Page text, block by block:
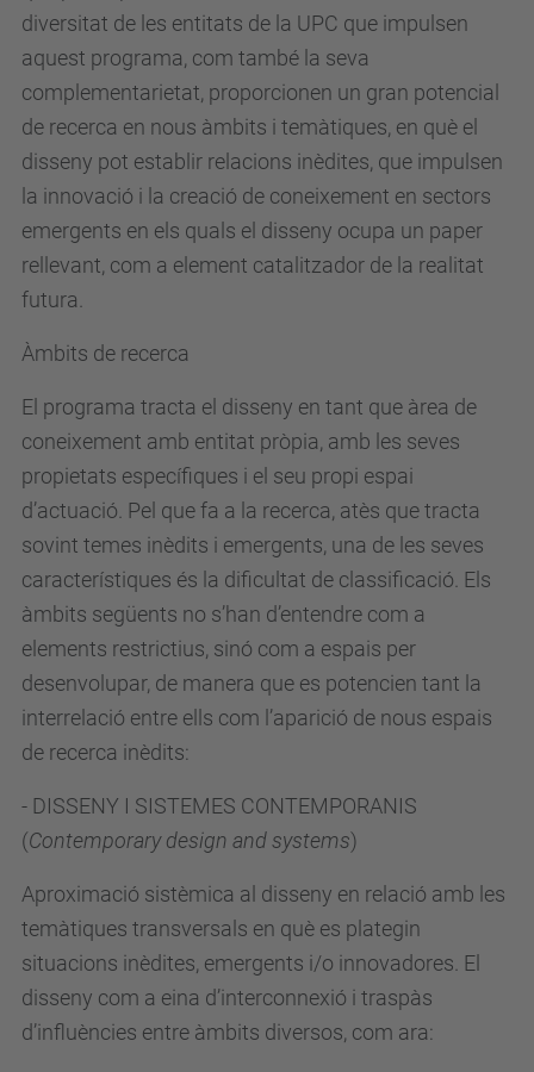
diversitat de les entitats de la UPC que impulsen
aquest programa, com també la seva
complementarietat, proporcionen un gran potencial
de recerca en nous àmbits i temàtiques, en què el
disseny pot establir relacions inèdites, que impulsen
la innovació i la creació de coneixement en sectors
emergents en els quals el disseny ocupa un paper
rellevant, com a element catalitzador de la realitat
futura.
Àmbits de recerca
El programa tracta el disseny en tant que àrea de
coneixement amb entitat pròpia, amb les seves
propietats específiques i el seu propi espai
d’actuació. Pel que fa a la recerca, atès que tracta
sovint temes inèdits i emergents, una de les seves
característiques és la dificultat de classificació. Els
àmbits següents no s’han d’entendre com a
elements restrictius, sinó com a espais per
desenvolupar, de manera que es potencien tant la
interrelació entre ells com l’aparició de nous espais
de recerca inèdits:
- DISSENY I SISTEMES CONTEMPORANIS
(Contemporary design and systems)
Aproximació sistèmica al disseny en relació amb les
temàtiques transversals en què es plategin
situacions inèdites, emergents i/o innovadores. El
disseny com a eina d’interconnexió i traspàs
d’influències entre àmbits diversos, com ara: